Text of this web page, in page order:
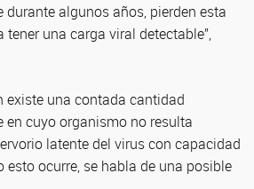
durante algunos años, pierden esta
una carga viral detectable”,
existe una contada cantidad
en cuyo organismo no resulta
latente del virus con capacidad
esto ocurre, se habla de una posible